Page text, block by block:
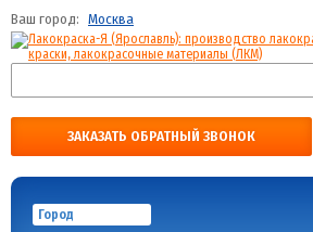
Ваш город: Москва
ЗАКАЗАТЬ ОБРАТНЫЙ ЗВОНОК
Город